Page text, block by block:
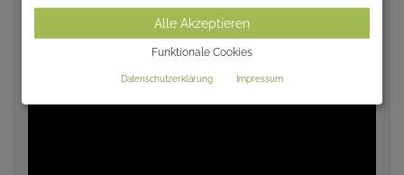
Alle Akzeptieren
Funktionale Cookies
Datenschutzerklärung Impressum